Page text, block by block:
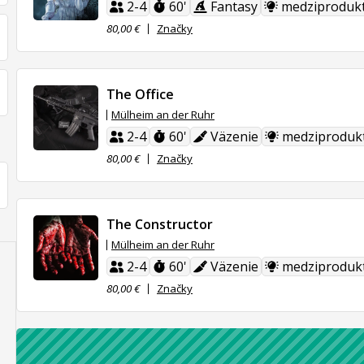
2-4 60' Fantasy
80,00 €
Značky
The Office
Mülheim an der Ruhr
2-4 60' Väzenie
80,00 €
Značky
The Constructor
Mülheim an der Ruhr
2-4 60' Väzenie
80,00 €
Značky